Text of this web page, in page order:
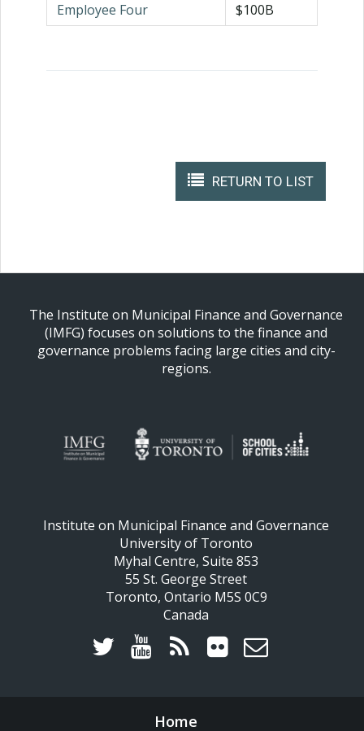
Employee Four
$100B
RETURN TO LIST
The Institute on Municipal Finance and Governance
(IMFG) focuses on solutions to the finance and
governance problems facing large cities and city-
regions.
Institute on Municipal Finance and Governance
University of Toronto
Myhal Centre, Suite 853
55 St. George Street
Toronto, Ontario M5S 0C9
Canada
Home